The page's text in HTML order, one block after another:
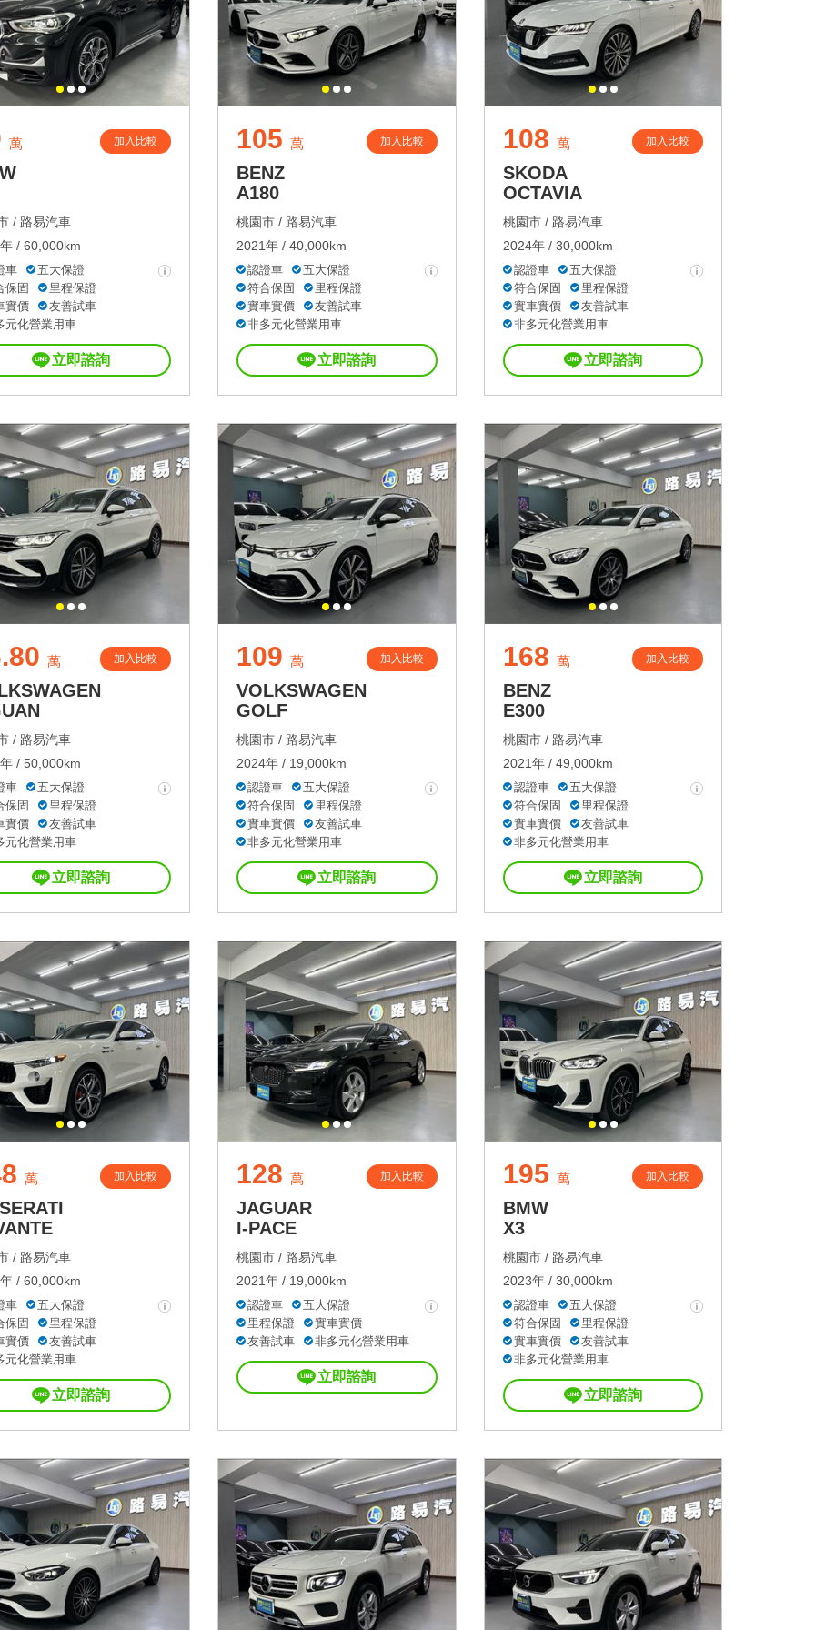
萬 加入比較
/ 路易汽車
/ 60,000km
車
五大保證
保固
里程保證
實價
友善試車
元化營業用車
立即諮詢
105 萬 加入比較
BENZ
A180
桃園市 / 路易汽車
2021年 / 40,000km
認證車
五大保證
符合保固
里程保證
實車實價
友善試車
非多元化營業用車
立即諮詢
108 萬 加入比較
SKODA
OCTAVIA
桃園市 / 路易汽車
2024年 / 30,000km
認證車
五大保證
符合保固
里程保證
實車實價
友善試車
非多元化營業用車
立即諮詢
萬 加入比較
/ 路易汽車
/ 50,000km
車
五大保證
保固
里程保證
實價
友善試車
元化營業用車
立即諮詢
109 萬 加入比較
VOLKSWAGEN
GOLF
桃園市 / 路易汽車
2024年 / 19,000km
認證車
五大保證
符合保固
里程保證
實車實價
友善試車
非多元化營業用車
立即諮詢
168 萬 加入比較
BENZ
E300
桃園市 / 路易汽車
2021年 / 49,000km
認證車
五大保證
符合保固
里程保證
實車實價
友善試車
非多元化營業用車
立即諮詢
萬 加入比較
/ 路易汽車
/ 60,000km
車
五大保證
保固
里程保證
實價
友善試車
元化營業用車
立即諮詢
128 萬 加入比較
JAGUAR
I-PACE
桃園市 / 路易汽車
2021年 / 19,000km
認證車
五大保證
里程保證
實車實價
友善試車
非多元化營業用車
立即諮詢
195 萬 加入比較
BMW
X3
桃園市 / 路易汽車
2023年 / 30,000km
認證車
五大保證
符合保固
里程保證
實車實價
友善試車
非多元化營業用車
立即諮詢